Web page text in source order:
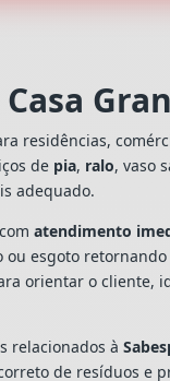
residências,
de pia, ralo, vaso
adequado.
atendimento
esgoto
orientar o cliente,
relacionados à
de resíduos e